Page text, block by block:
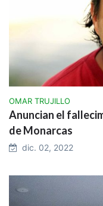
OMAR TRUJILLO
Anuncian el
de Monarcas
dic. 02, 2022